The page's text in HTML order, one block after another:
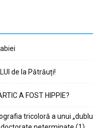
de la Pătrăuți!
A FOST HIPPIE?
tricoloră a unui „dublu